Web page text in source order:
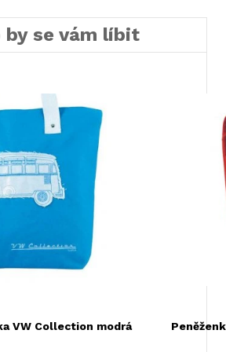
by se vám líbit
VW Collection modrá